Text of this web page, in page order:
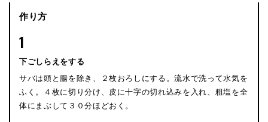
作り方
1
下ごしらえをする
サバは頭と腸を除き、２枚おろしにする。流水で洗って水気を
ふく。４枚に切り分け、皮に十字の切れ込みを入れ、粗塩を全
体にまぶして３０分ほどおく。